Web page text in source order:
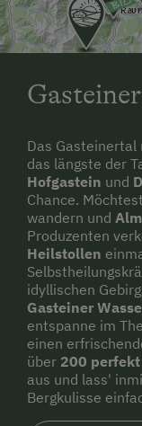
Betriebe
Besondere
Historische
Hund erlaubt
Von der
Vom
fahren
2-5x pro
Feiertagen.
In unserer
Wir bieten
Produkte
Das
das längste der
Hofgastein und
Chance.
wandern und
Produzenten
Heilstollen
idyllischen
Gasteiner
entspanne im
einen
über 200
aus und lass'
Bergkulisse